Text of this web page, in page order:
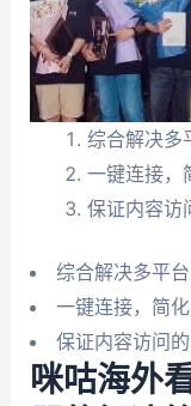
综合解决多
一键连接，
保证内容访
综合解决多平
一键连接，简化
保证内容访问
咪咕海外